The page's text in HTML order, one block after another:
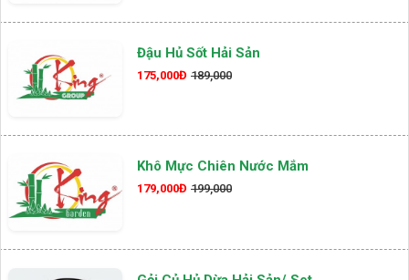
Đậu Hủ Sốt Hải Sản
175,000Đ 189,000
Khô Mực Chiên Nước Mắm
179,000Đ 199,000